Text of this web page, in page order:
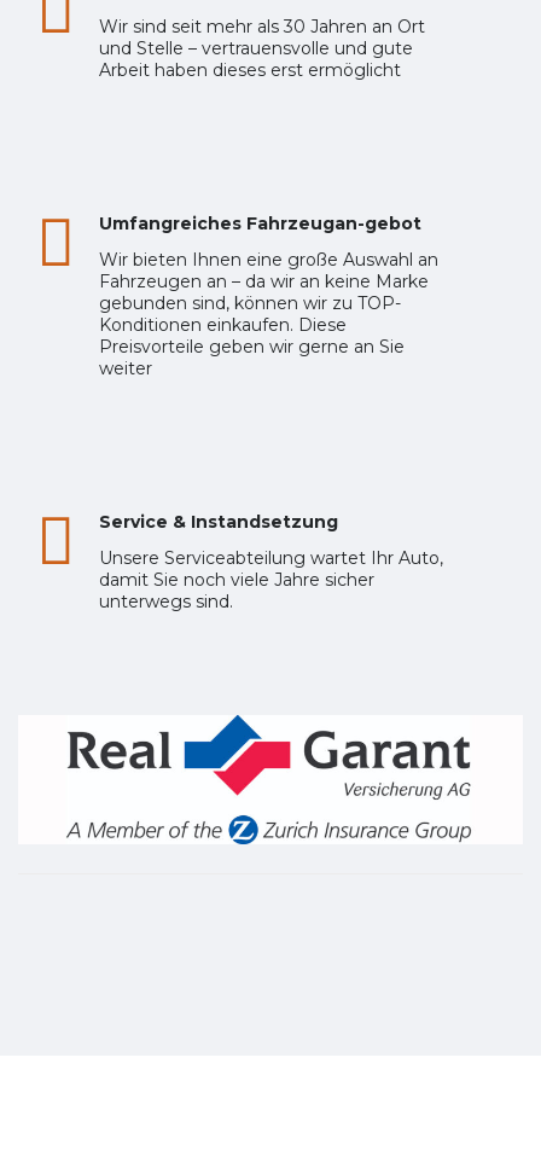
Wir sind seit mehr als 30 Jahren an Ort
und Stelle – vertrauensvolle und gute
Arbeit haben dieses erst ermöglicht
Umfangreiches Fahrzeugan-gebot
Wir bieten Ihnen eine große Auswahl an
Fahrzeugen an – da wir an keine Marke
gebunden sind, können wir zu TOP-
Konditionen einkaufen. Diese
Preisvorteile geben wir gerne an Sie
weiter
Service & Instandsetzung
Unsere Serviceabteilung wartet Ihr Auto,
damit Sie noch viele Jahre sicher
unterwegs sind.